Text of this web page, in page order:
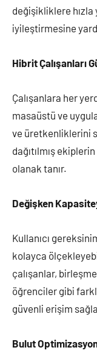
değişikliklere hızla
iyileştirmesine
Hibrit Çalışanları
Çalışanlara her
masaüstü ve
ve üretkenliklerini
dağıtılmış
olanak tanır.
Değişken
Kullanıcı
kolayca
çalışanlar,
öğrenciler gibi
güvenli erişim
Bulut